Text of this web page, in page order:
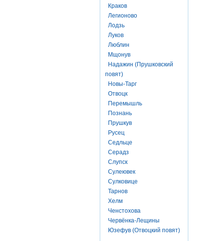
Краков
Легионово
Лодзь
Луков
Люблин
Мщонув
Надажин (Прушковский
повят)
Новы-Тарг
Отвоцк
Перемышль
Познань
Прушкув
Русец
Седльце
Серадз
Слупск
Сулеювек
Сулковице
Тарнов
Хелм
Ченстохова
Червёнка-Лещины
Юзефув (Отвоцкий повят)